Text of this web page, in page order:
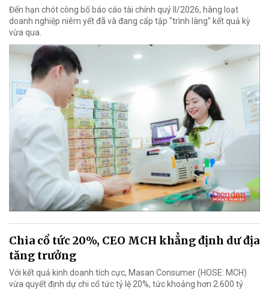
Đến hạn chót công bố báo cáo tài chính quý II/2026, hàng loạt
doanh nghiệp niêm yết đã và đang cấp tập "trình làng" kết quả kỳ
vừa qua.
Chia cổ tức 20%, CEO MCH khẳng định dư địa
tăng trưởng
Với kết quả kinh doanh tích cực, Masan Consumer (HOSE: MCH)
vừa quyết định dự chi cổ tức tỷ lệ 20%, tức khoảng hơn 2.600 tỷ